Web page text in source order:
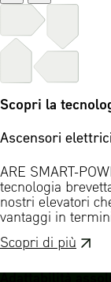
Scopri la
Ascensori
ARE SMART-
tecnologia
nostri elevatori
vantaggi in
Scopri di più